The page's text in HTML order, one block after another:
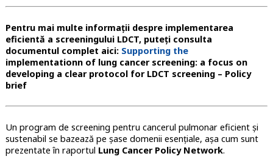
Pentru mai multe informații despre implementarea
eficientă a screeningului LDCT, puteți consulta
documentul complet aici: Supporting the
implementationn of lung cancer screening: a focus on
developing a clear protocol for LDCT screening – Policy
brief
Un program de screening pentru cancerul pulmonar eficient și
sustenabil se bazează pe șase domenii esențiale, așa cum sunt
prezentate în raportul Lung Cancer Policy Network.